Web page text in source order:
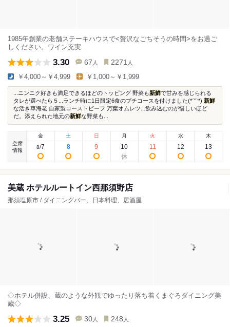
1985年創業の老舗ステーキハウスで<贅沢なごちそうの時間>をお過ご
しください。ワイン充実
3.30 67 人 2271 人
￥4,000～￥4,999 ￥1,000～￥1,999
...ニンニク好きも満足できるほどのトッピング 野菜も新鮮で甘みを感じられる
タレが選べたら５...ランチ時に1日限定6食のプチコースを付けました(*ˊ˘ˋ*) 新鮮
な活き車海老 自家製ローストビーフ 万葉オムレツ...飲み込むのが惜しいほど
だ。添えられた地元の新鮮な野菜も...
空席
情報
金
8/7
土
8
日
9
月
10
火
11
水
12
木
13
美蔵 ホテルルートイン西那須野店
那須塩原市 / ダイニングバー、日本料理、居酒屋
◇ホテル併設、蔵のような外観でゆったり落ち着くまぐろダイニング美
蔵◇
3.25 30 人 248 人